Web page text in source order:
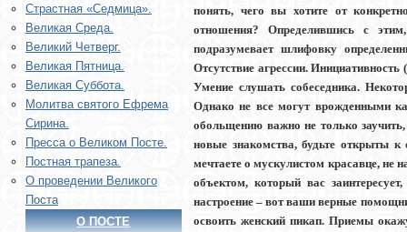
Страстная «Седмица».
Великая Среда.
Великий Четверг.
Великая Пятница.
Великая Суббота.
Молитва святого Ефрема
Сирина.
Пресса о Великом Посте.
Постная трапеза.
О проведении Великого
Поста
О ПОСТЕ
понять, чего вы хотите от
отношения? Определившись с
подразумевает шлифовку
Отсутствие агрессии.
Умение слушать собеседника.
Однако не все могут врожденными
обольщению важно не только
новые знакомства, будьте открыты
мечтаете о мускулистом красавце, не
объектом, который вас
настроение – вот ваши верные
освоить женский пикап. Приемы